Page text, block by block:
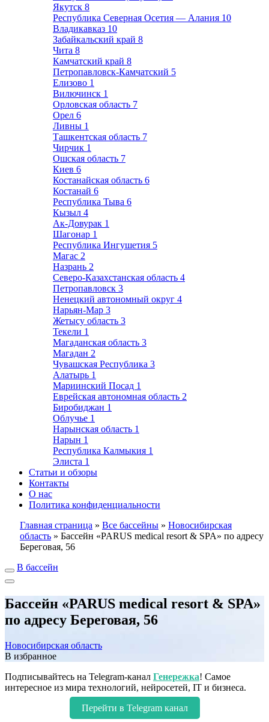
Якутск 8
Республика Северная Осетия — Алания 10
Владикавказ 10
Забайкальский край 8
Чита 8
Камчатский край 8
Петропавловск-Камчатский 5
Елизово 1
Вилючинск 1
Орловская область 7
Орел 6
Ливны 1
Ташкентская область 7
Чирчик 1
Ошская область 7
Киев 6
Костанайская область 6
Костанай 6
Республика Тыва 6
Кызыл 4
Ак-Довурак 1
Шагонар 1
Республика Ингушетия 5
Магас 2
Назрань 2
Северо-Казахстанская область 4
Петропавловск 3
Ненецкий автономный округ 4
Нарьян-Мар 3
Жетысу область 3
Текели 1
Магаданская область 3
Магадан 2
Чувашская Республика 3
Алатырь 1
Мариинский Посад 1
Еврейская автономная область 2
Биробиджан 1
Облучье 1
Нарынская область 1
Нарын 1
Республика Калмыкия 1
Элиста 1
Статьи и обзоры
Контакты
О нас
Политика конфиденциальности
Главная страница » Все бассейны » Новосибирская
область » Бассейн «PARUS medical resort & SPA» по адресу
Береговая, 56
В бассейн
Бассейн «PARUS medical resort & SPA»
по адресу Береговая, 56
Новосибирская область
В избранное
Подписывайтесь на Telegram-канал Генережка! Самое
интересное из мира технологий, нейросетей, IT и бизнеса.
Перейти в Telegram канал